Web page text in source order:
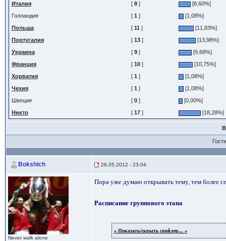
Италия
[ 8]
[8,60%]
Голландия
[ 1 ]
[1,08%]
Польша
[ 11 ]
[11,83%]
Португалия
[ 13]
[13,98%]
Украина
[ 9]
[9,68%]
Франция
[ 10]
[10,75%]
Хорватия
[ 1 ]
[1,08%]
Чехия
[ 1 ]
[1,08%]
Швеция
[ 0]
[0,00%]
Никто
[ 17] [18,28%]
Bokshich 26.05.2012 - 23:04
Never walk alone
Пора уже думаю открывать тему, тем более
Расписание группового этапа
» Показать/скрыть спойлер... «